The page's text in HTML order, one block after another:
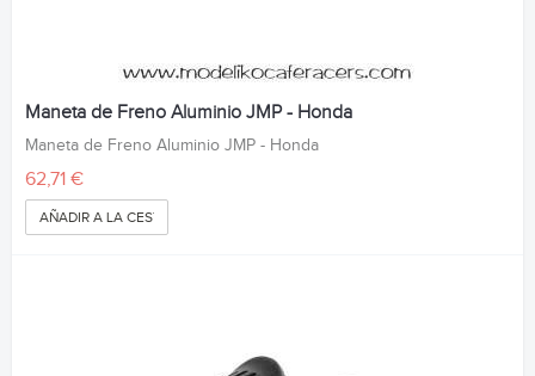
Maneta de Freno Aluminio JMP - Honda
Maneta de Freno Aluminio JMP - Honda
62,71 €
AÑADIR A LA CESTA